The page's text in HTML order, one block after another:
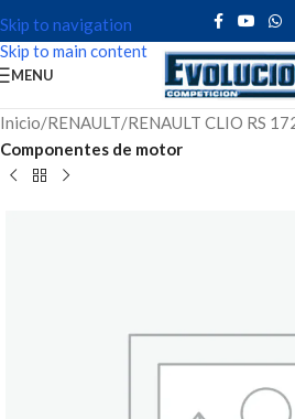
Skip to navigation
Skip to main content
MENU
Inicio RENAULT RENAULT CLIO RS
Componentes de motor